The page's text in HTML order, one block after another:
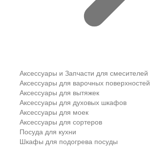
Аксессуары и Запчасти для смесителей
Аксессуары для варочных поверхностей
Аксессуары для вытяжек
Аксессуары для духовых шкафов
Аксессуары для моек
Аксессуары для сортеров
Посуда для кухни
Шкафы для подогрева посуды